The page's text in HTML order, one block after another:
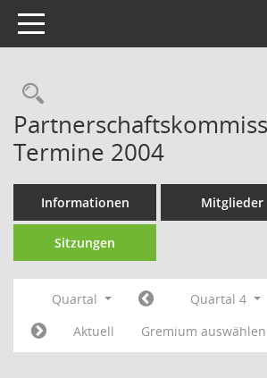
Toggle navigation
Rechercheauswahl
Termine 2004
Informationen Mitglieder
Sitzungen
Quartal Quartal 4
Aktuell
Gremium auswählen